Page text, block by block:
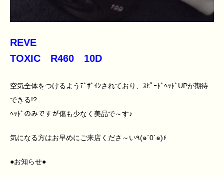
REVE
TOXIC R460 10D
空気全体をつけるようﾃﾞｻﾞｲﾝされており、ｽﾋﾟｰﾄﾞﾍｯﾄﾞUPが期待
できる!?
ﾍｯﾄﾞのみですが傷も少なく美品で～す♪
気になる方はお早めにご来店くださ～い٩(๑´0`๑)۶
●お知らせ●